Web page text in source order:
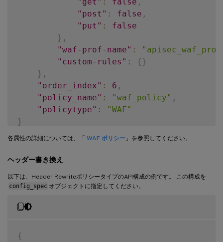
"post" : false ,
"put" :
false
} ,
"waf-prof-name" :
"custom-rules" : { }
} ,
"order_index" : 6 ,
"policy_name" : "waf_policy" ,
"policytype" :
"WAF"
}
各属性の詳細については、「 WAF ポリシー 」を参照してください。
ヘッダー書き換え
以下は、Header RewriteポリシータイプのAPI構成の例です。 この構成を
config_spec オブジェクトに指定してください。
{